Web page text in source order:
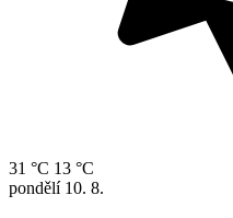
31 °C 13 °C
pondělí 10. 8.